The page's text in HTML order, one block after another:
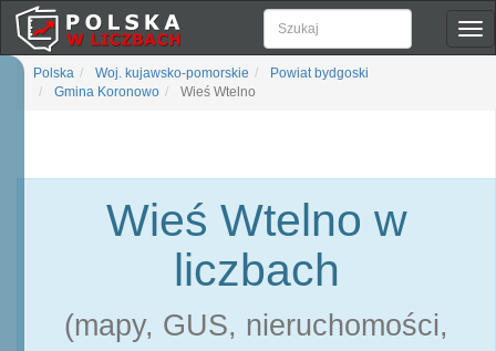
Polska Woj. kujawsko-pomorskie
Powiat bydgoski
Gmina Koronowo
Wieś Wtelno
Wieś Wtelno w
liczbach
(mapy, GUS, nieruchomości,